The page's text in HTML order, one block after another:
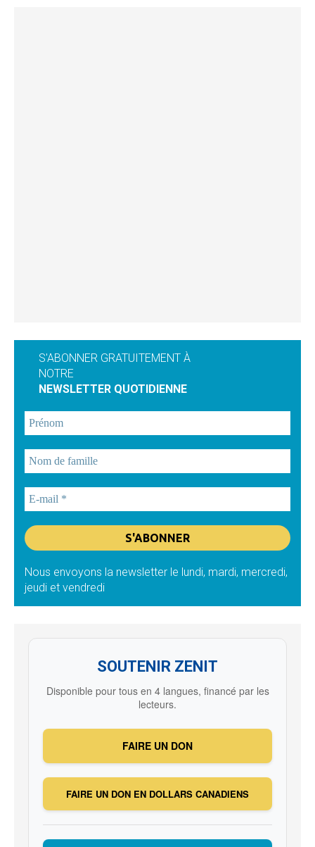
S'ABONNER GRATUITEMENT À
NOTRE
NEWSLETTER QUOTIDIENNE
Nous envoyons la newsletter le lundi, mardi, mercredi,
jeudi et vendredi
SOUTENIR ZENIT
Disponible pour tous en 4 langues, financé par les
lecteurs.
FAIRE UN DON
FAIRE UN DON EN DOLLARS CANADIENS